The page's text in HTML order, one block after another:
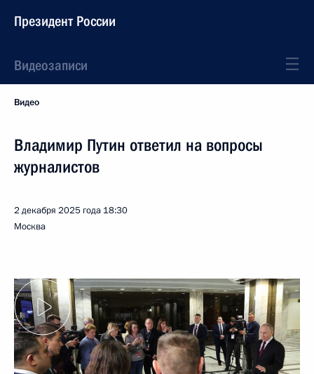
Президент России
Видеозаписи
Видео
Владимир Путин ответил на вопросы
журналистов
2 декабря 2025 года 18:30
Москва